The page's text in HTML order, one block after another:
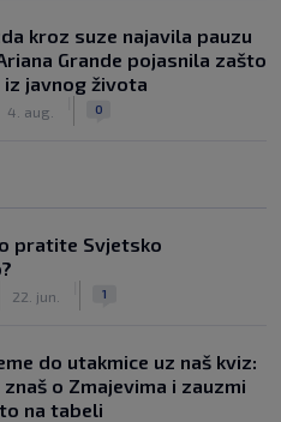
kroz suze najavila pauzu
Grande pojasnila zašto
iz javnog života
4. aug. 0
pratite Svjetsko
22. jun. 1
do utakmice uz naš kviz:
o Zmajevima i zauzmi
na tabeli